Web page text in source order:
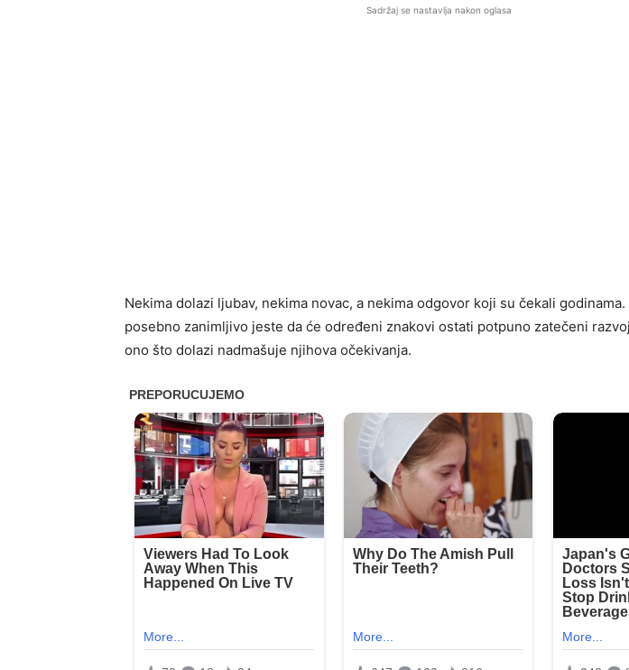
Sadržaj se nastavlja nakon oglasa
Nekima dolazi ljubav, nekima novac, a nekima odgovor koji su čekali godinama.
posebno zanimljivo jeste da će određeni znakovi ostati potpuno zatečeni
ono što dolazi nadmašuje njihova očekivanja.